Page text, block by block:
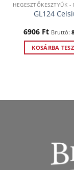
HEGESZTŐKESZTYŰK
GL124
6906 Ft Bruttó:
KOSÁRBA